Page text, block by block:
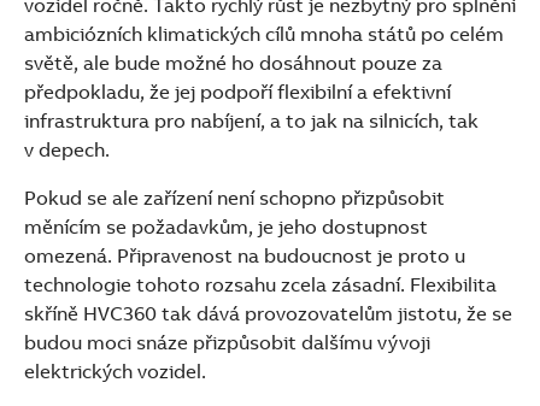
vozidel ročně. Takto rychlý růst je nezbytný pro splnění
ambiciózních klimatických cílů mnoha států po celém
světě, ale bude možné ho dosáhnout pouze za
předpokladu, že jej podpoří flexibilní a efektivní
infrastruktura pro nabíjení, a to jak na silnicích, tak
v depech.
Pokud se ale zařízení není schopno přizpůsobit
měnícím se požadavkům, je jeho dostupnost
omezená. Připravenost na budoucnost je proto u
technologie tohoto rozsahu zcela zásadní. Flexibilita
skříně HVC360 tak dává provozovatelům jistotu, že se
budou moci snáze přizpůsobit dalšímu vývoji
elektrických vozidel.